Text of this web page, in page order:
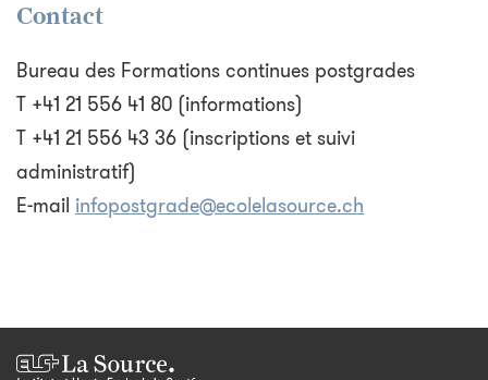
Contact
Bureau des Formations continues postgrades
T +41 21 556 41 80 (informations)
T +41 21 556 43 36 (inscriptions et suivi
administratif)
E-mail infopostgrade@ecolelasource.ch